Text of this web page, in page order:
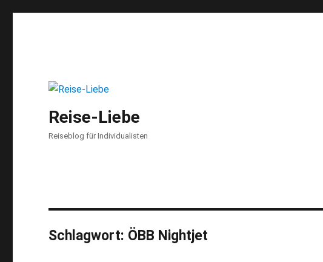
Reise-Liebe
Reiseblog für Individualisten
Schlagwort: ÖBB Nightjet